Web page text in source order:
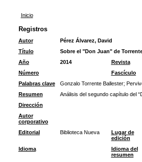
Inicio
Registros
Autor
Pérez Álvarez, David
Título
Sobre el "Don Juan" de
Año
2014 Revista
Número
Fascículo
Palabras clave
Gonzalo Torrente Ballester;
Resumen
Análisis del segundo capítulo del
Dirección
Autor
corporativo
Editorial
Biblioteca Nueva
Lugar de
edición
Idioma
Idioma del
resumen